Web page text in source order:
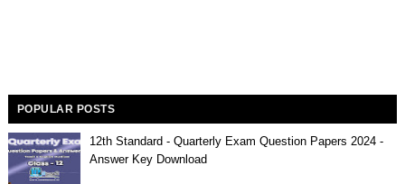
POPULAR POSTS
12th Standard - Quarterly Exam Question Papers 2024 -
Answer Key Download